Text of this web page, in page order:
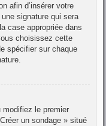
afin d’insérer votre
signature qui sera
case appropriée dans
choisissez cette
spécifier sur chaque
modifiez le premier
un sondage » situé